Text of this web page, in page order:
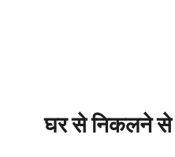
घर से निकलने से